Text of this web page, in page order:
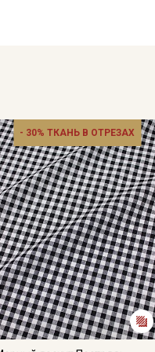
отличаться от
точного соответствия
наличия образцов и
продольных и
вида ткани это браком и
- 30% ТКАНЬ В ОТРЕЗАХ